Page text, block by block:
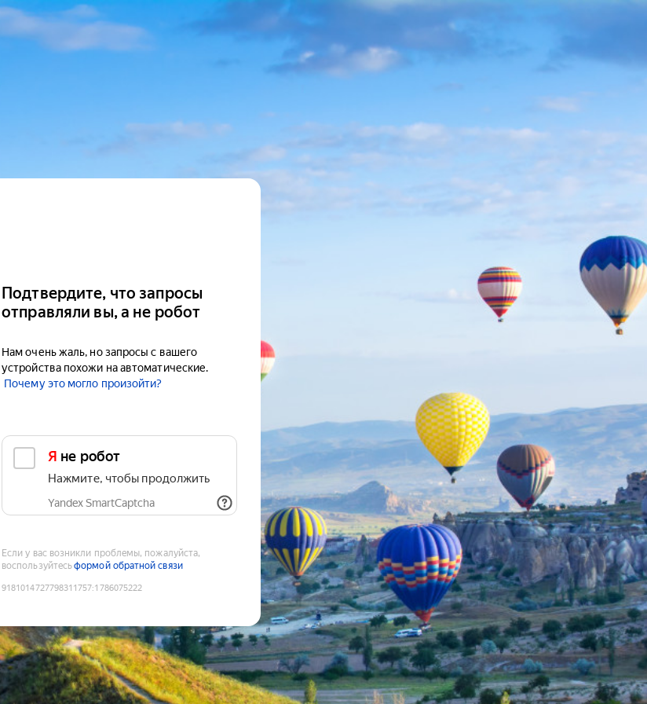
Подтвердите, что запросы
отправляли вы, а не робот
Нам очень жаль, но запросы с вашего
устройства похожи на автоматические.
Почему это могло произойти?
Я не робот
Нажмите, чтобы продолжить
Yandex SmartCaptcha
Если у вас возникли проблемы, пожалуйста,
воспользуйтесьформой обратной связи
9181014727798311757:1786075222